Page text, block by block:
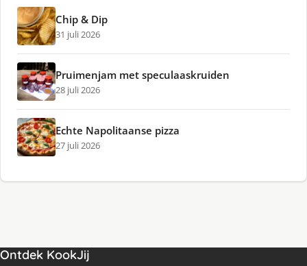
Chip & Dip
31 juli 2026
Pruimenjam met speculaaskruiden
28 juli 2026
Echte Napolitaanse pizza
27 juli 2026
Ontdek KookJij